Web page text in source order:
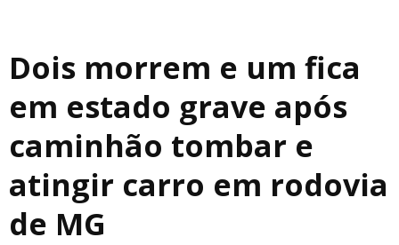
Dois morrem e um fica
em estado grave após
caminhão tombar e
atingir carro em rodovia
de MG